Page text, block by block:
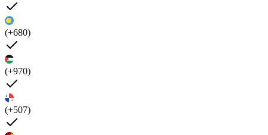
(+680)
(+970)
(+507)